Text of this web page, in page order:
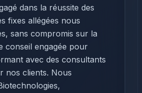
dans la réussite des
fixes allégées nous
sans compromis sur la
conseil engagée pour
avec des consultants
nos clients. Nous